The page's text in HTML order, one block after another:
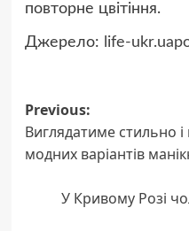
повторне цвітіння.
Джерело: life-
Post
navigation
Previous:
Виглядатиме стильно і
модних варіантів
У Кривому Розі